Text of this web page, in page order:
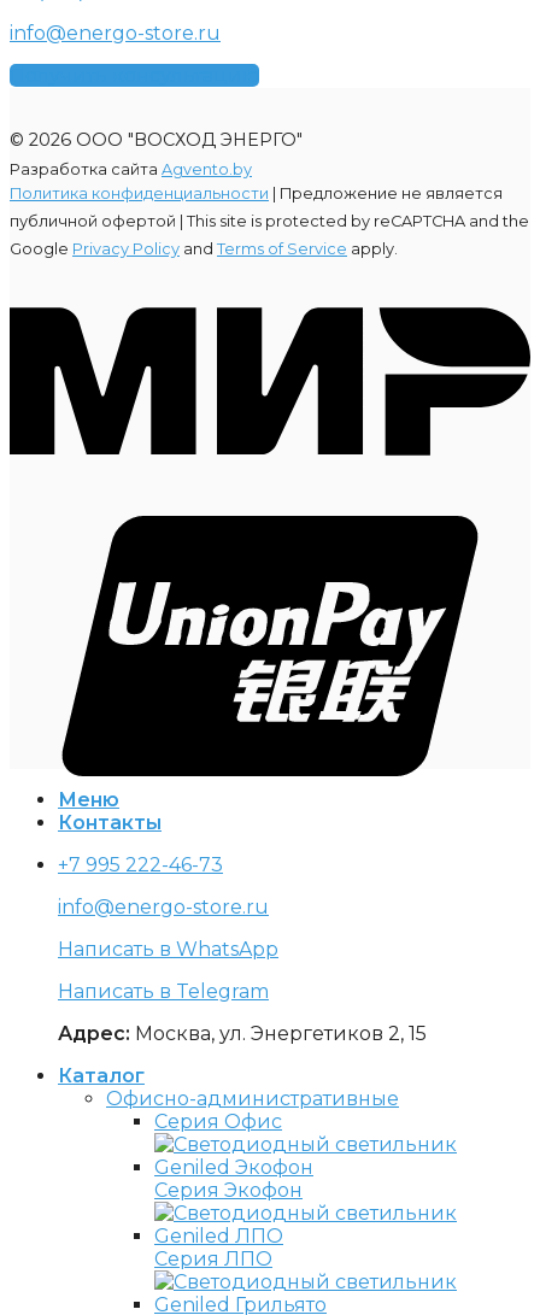
info@energo-store.ru
Получить консультацию
© 2026 ООО "ВОСХОД ЭНЕРГО"
Разработка сайта Agvento.by
Политика конфиденциальности | Предложение не является
публичной офертой | This site is protected by reCAPTCHA and the
Google Privacy Policy and Terms of Service apply.
Меню
Контакты
+7 995 222-46-73
info@energo-store.ru
Написать в WhatsApp
Написать в Telegram
Адрес: Москва, ул. Энергетиков 2, 15
Каталог
Офисно-административные
Серия Офис
Серия Экофон
Серия ЛПО